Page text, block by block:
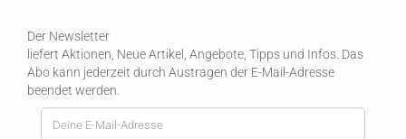
Der Newsletter
liefert Aktionen, Neue Artikel, Angebote, Tipps und Infos. Das
Abo kann jederzeit durch Austragen der E-Mail-Adresse
beendet werden.